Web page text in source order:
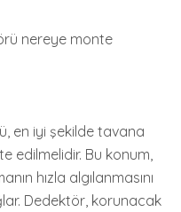
nereye monte
en iyi şekilde tavana
edilmelidir. Bu konum,
hızla algılanmasını
Dedektör, korunacak